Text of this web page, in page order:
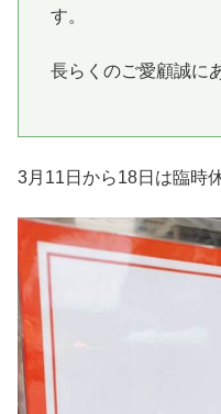
す。
長らくのご愛顧誠に
3月11日から18日は臨時